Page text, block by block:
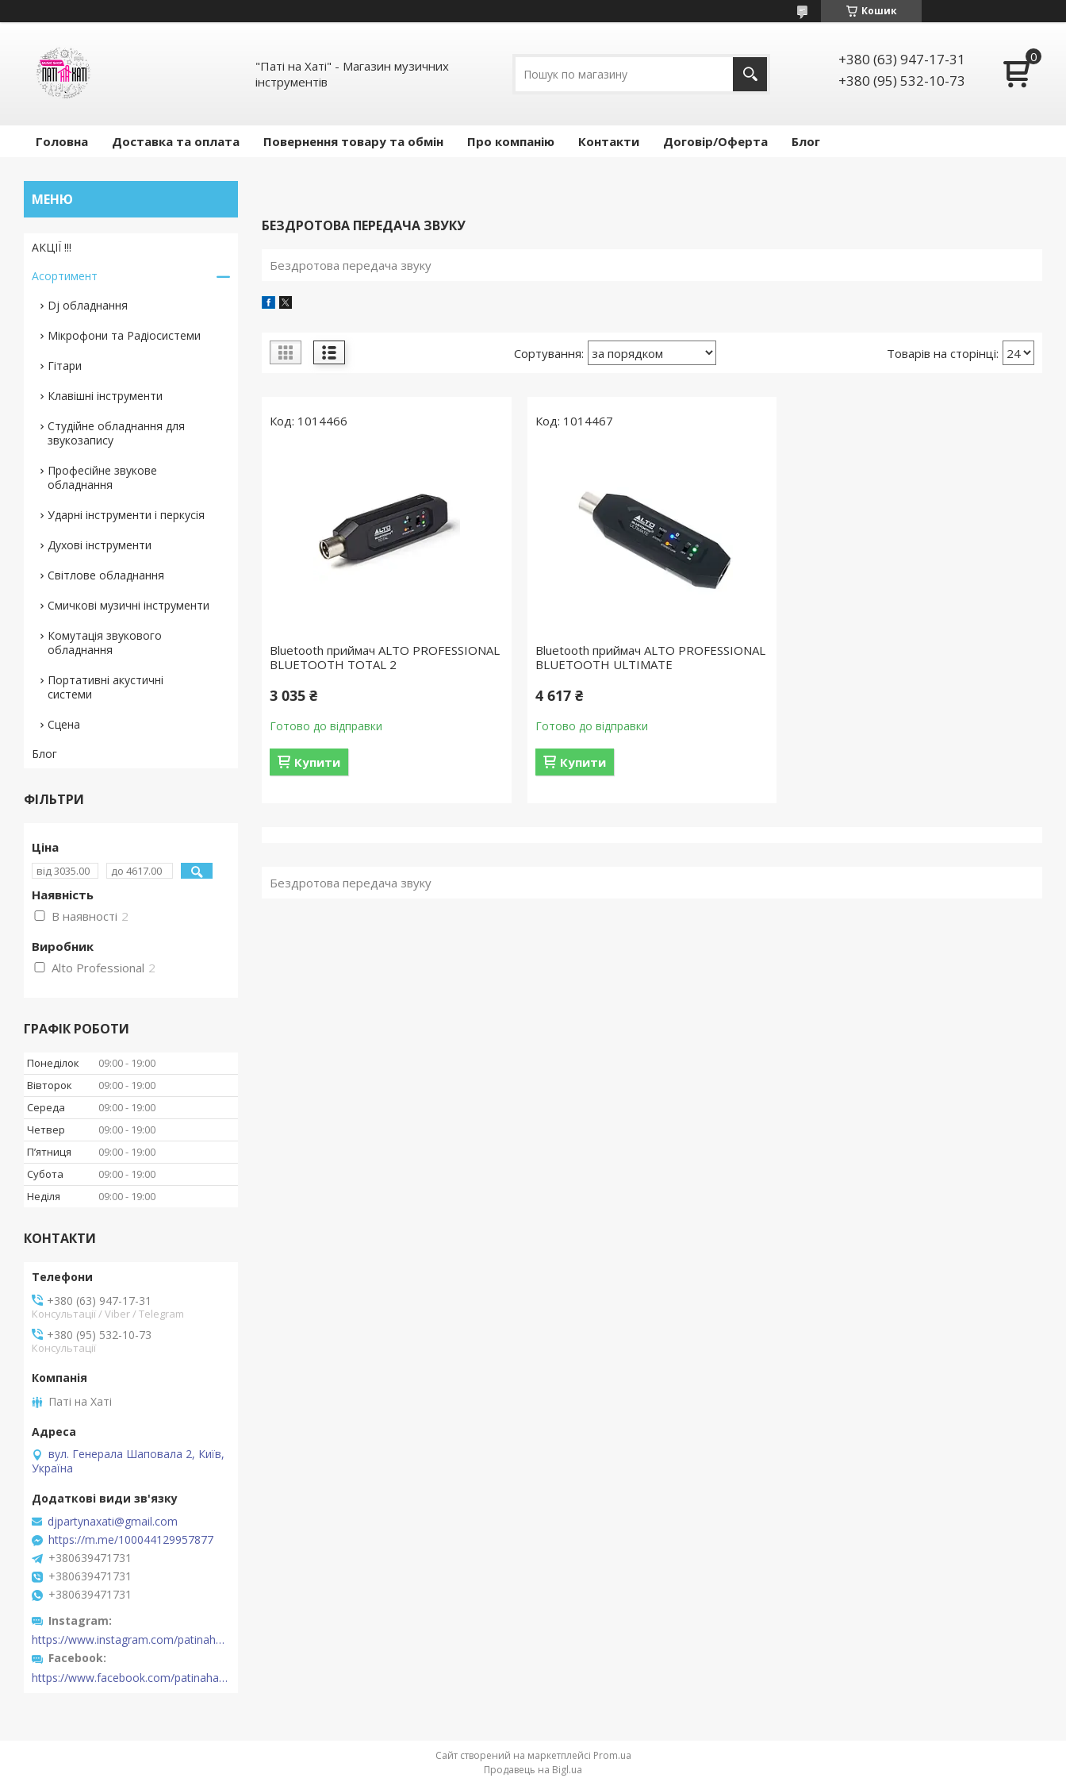
Кошик
"Паті на Хаті" - Магазин музичних
інструментів
+380 (63) 947-17-31
+380 (95) 532-10-73
Головна Доставка та оплата Повернення товару та обмін Про компанію Контакти Договір/Оферта Блог
БЕЗДРОТОВА ПЕРЕДАЧА ЗВУКУ
Бездротова передача звуку
1014466
Bluetooth приймач ALTO PROFESSIONAL
BLUETOOTH TOTAL 2
3 035 ₴
Готово до відправки
Купити
1014467
Bluetooth приймач ALTO PROFESSIONAL
BLUETOOTH ULTIMATE
4 617 ₴
Готово до відправки
Купити
Бездротова передача звуку
АКЦІЇ !!!
Асортимент
Dj обладнання
Мікрофони та Радіосистеми
Гітари
Клавішні інструменти
Студійне обладнання для
звукозапису
Професійне звукове
обладнання
Ударні інструменти і перкусія
Духові інструменти
Світлове обладнання
Смичкові музичні інструменти
Комутація звукового
обладнання
Портативні акустичні
системи
Сцена
Блог
ФІЛЬТРИ
Ціна
Наявність
В наявності 2
Виробник
Alto Professional 2
ГРАФІК РОБОТИ
Понеділок 09:00
19:00
Вівторок
09:00
19:00
Середа
09:00
19:00
Четвер
09:00
19:00
Пʼятниця
09:00
19:00
Субота
09:00
19:00
Неділя
09:00 19:00
КОНТАКТИ
+380 (63) 947-17-31
Консультації / Viber / Telegram
+380 (95) 532-10-73
Консультації
Паті на Хаті
вул. Генерала Шаповала 2, Київ,
Україна
djpartynaxati@gmail.com
https://m.me/100044129957877
+380639471731
+380639471731
+380639471731
Instagram
https://www.instagram.com/patinahatishop/
Facebook
https://www.facebook.com/patinahatishop/
Сайт створений на маркетплейсі Prom.ua
Продавець на Bigl.ua